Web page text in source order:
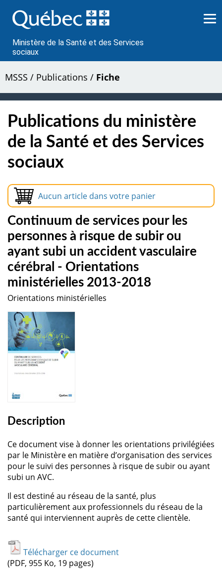
au
contenu
Ministère de la Santé et des Services
sociaux
MSSS / Publications / Fiche
Publications du ministère
de la Santé et des Services
sociaux
Aucun article dans votre panier
Continuum de services pour les
personnes à risque de subir ou
ayant subi un accident vasculaire
cérébral - Orientations
ministérielles 2013-2018
Orientations ministérielles
Description
Ce document vise à donner les orientations privilégiées
par le Ministère en matière d’organisation des services
pour le suivi des personnes à risque de subir ou ayant
subi un AVC.
Il est destiné au réseau de la santé, plus
particulièrement aux professionnels du réseau de la
santé qui interviennent auprès de cette clientèle.
Télécharger ce document
(PDF, 955 Ko, 19 pages)